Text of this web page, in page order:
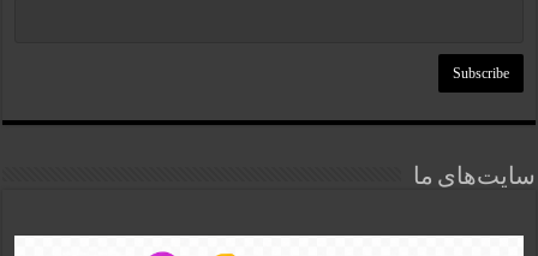
سایت‌های ما